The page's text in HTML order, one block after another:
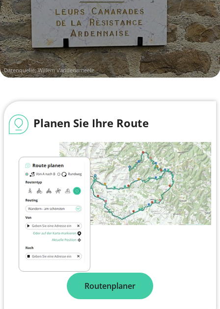
Datenquelle: Willem Vandenameele
Planen Sie Ihre Route
Routenplaner